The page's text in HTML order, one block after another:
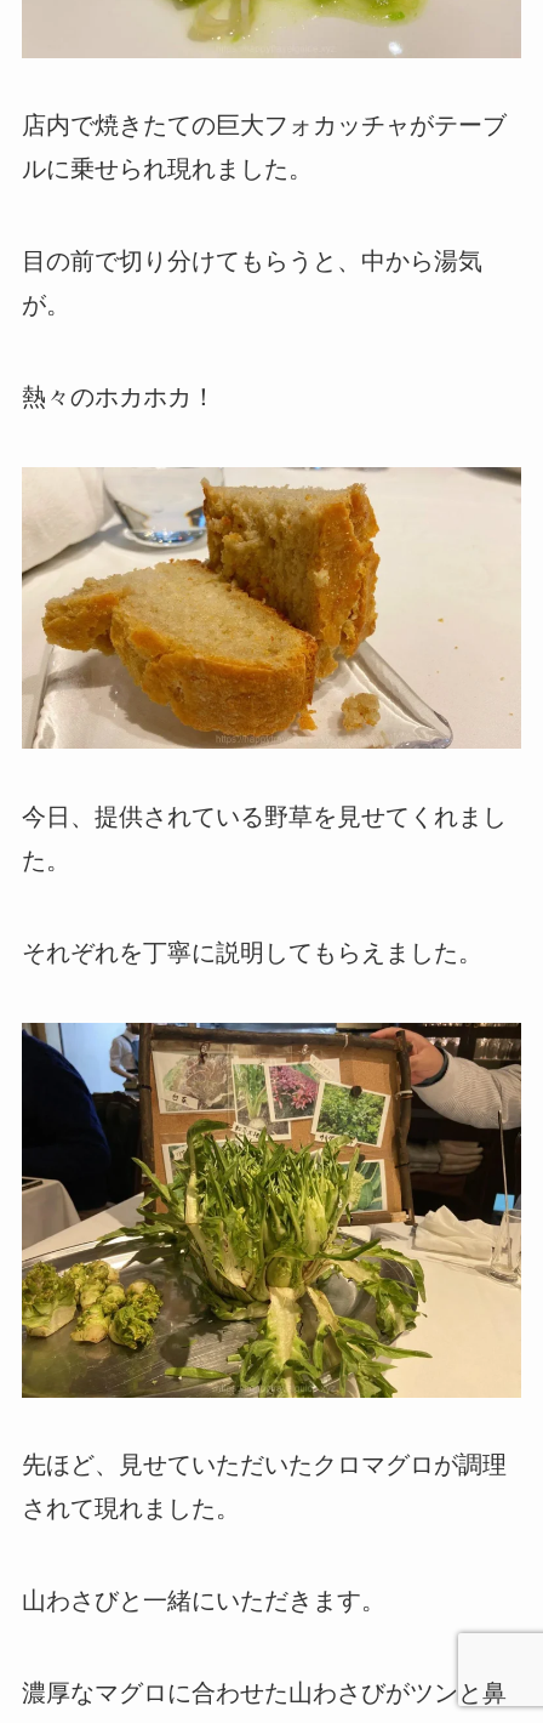
店内で焼きたての巨大フォカッチャがテーブ
ルに乗せられ現れました。
目の前で切り分けてもらうと、中から湯気
が。
熱々のホカホカ！
今日、提供されている野草を見せてくれまし
た。
それぞれを丁寧に説明してもらえました。
先ほど、見せていただいたクロマグロが調理
されて現れました。
山わさびと一緒にいただきます。
濃厚なマグロに合わせた山わさびがツンと鼻